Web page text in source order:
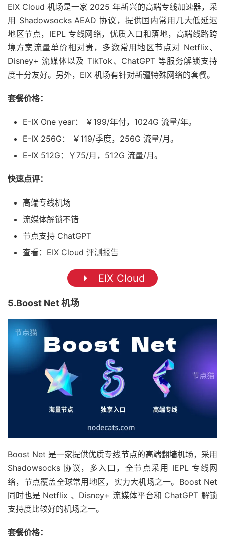
EIX Cloud 机场是一家 2025 年新兴的高端专线加速器，采
用 Shadowsocks AEAD 协议，提供国内常用几大低延迟
地区节点，IEPL 专线网络，优质入口和落地，高端线路跨
境方案流量单价相对贵，多数常用地区节点对 Netflix、
Disney+ 流媒体以及 TikTok、ChatGPT 等服务解锁支持
度十分友好。另外，EIX 机场有针对新疆特殊网络的套餐。
套餐价格：
E-IX One year： ￥199/年付，1024G 流量/年。
E-IX 256G： ￥119/季度，256G 流量/月。
E-IX 512G：￥75/月，512G 流量/月。
快速点评：
高端专线机场
流媒体解锁不错
节点支持 ChatGPT
查看：EIX Cloud 评测报告
EIX Cloud
5.Boost Net 机场
Boost Net 是一家提供优质专线节点的高端翻墙机场，采用
Shadowsocks 协议，多入口，全节点采用 IEPL 专线网
络，节点覆盖全球常用地区，实力大机场之一。Boost Net
同时也是 Netflix 、Disney+ 流媒体平台和 ChatGPT 解锁
支持度比较好的机场之一。
套餐价格：